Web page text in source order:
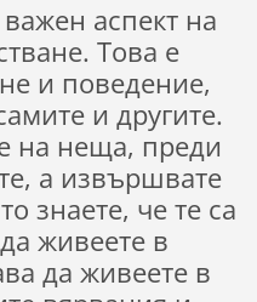
аспект на
Това е
и поведение,
и другите.
на неща, преди
а извършвате
знаете, че те са
живеете в
да живеете в